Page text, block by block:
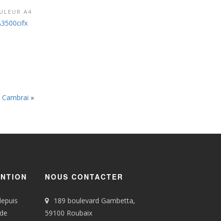
A4
»
NOUS CONTACTER
189 boulevard Gambetta,
59100 Roubaix